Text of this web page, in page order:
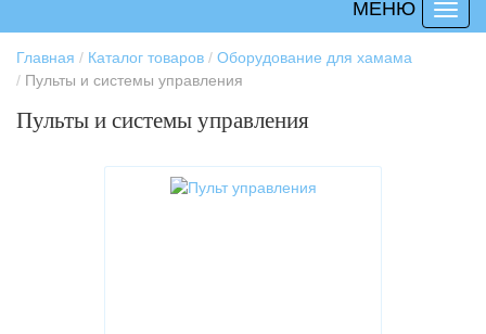
МЕНЮ
Главная Каталог товаров
Оборудование для хамама
Пульты и системы управления
Пульты и системы управления